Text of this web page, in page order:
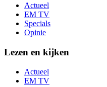
Actueel
EM TV
Specials
Opinie
Lezen en kijken
Actueel
EM TV